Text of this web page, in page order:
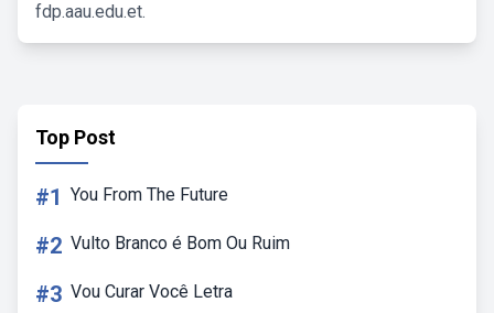
fdp.aau.edu.et.
Top Post
#1 You From The Future
#2 Vulto Branco é Bom Ou Ruim
#3 Vou Curar Você Letra